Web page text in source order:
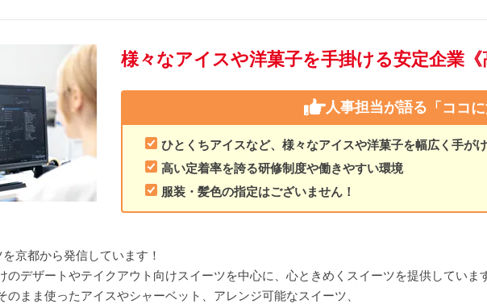
様々なアイスや洋菓子を手掛ける安定企業《
人事担当が語る 「ココ
ひとくちアイスなど、様々なアイスや洋菓子を幅広く手が
高い定着率を誇る研修制度や働きやすい環境
服装・髪色の指定はございません！
京都から発信しています！
のデザートやテイクアウト向けスイーツを中心に、心ときめくスイーツを提供していま
のまま使ったアイスやシャーベット、アレンジ可能なスイーツ、